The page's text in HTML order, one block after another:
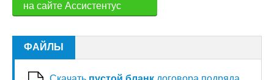
на сайте Ассистентус
ФАЙЛЫ